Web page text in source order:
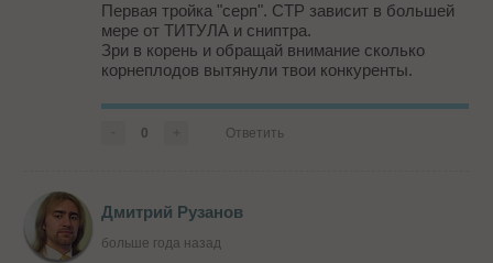
Первая тройка "серп". СТР зависит в большей
мере от ТИТУЛА и сниптра.
Зри в корень и обращай внимание сколько
корнеплодов вытянули твои конкуренты.
Стратегическая ошибка - отталкиваться от
цифр статистики поисковых систем.
РАЗЫ ( ка...
0 Ответить
Дмитрий Рузанов
больше года назад